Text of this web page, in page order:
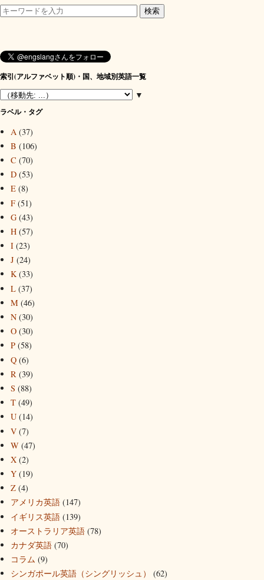
索引(アルファベット順)・国、地域別英語一覧
▼
ラベル・タグ
A (37)
B (106)
C (70)
D (53)
E (8)
F (51)
G (43)
H (57)
I (23)
J (24)
K (33)
L (37)
M (46)
N (30)
O (30)
P (58)
Q (6)
R (39)
S (88)
T (49)
U (14)
V (7)
W (47)
X (2)
Y (19)
Z (4)
アメリカ英語 (147)
イギリス英語 (139)
オーストラリア英語 (78)
カナダ英語 (70)
コラム (9)
シンガポール英語（シングリッシュ）
(62)